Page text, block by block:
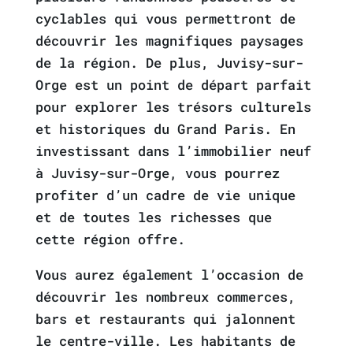
cyclables qui vous permettront de
découvrir les magnifiques paysages
de la région. De plus, Juvisy-sur-
Orge est un point de départ parfait
pour explorer les trésors culturels
et historiques du Grand Paris. En
investissant dans l’immobilier neuf
à Juvisy-sur-Orge, vous pourrez
profiter d’un cadre de vie unique
et de toutes les richesses que
cette région offre.
Vous aurez également l’occasion de
découvrir les nombreux commerces,
bars et restaurants qui jalonnent
le centre-ville. Les habitants de